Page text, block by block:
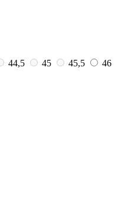
44,5 45 45,5
46